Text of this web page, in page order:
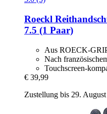
Roeckl
7.5 (1 Paar)
Aus ROECK-
Nach
Touchscreen-
€ 39,99
Zustellung bis 29. August